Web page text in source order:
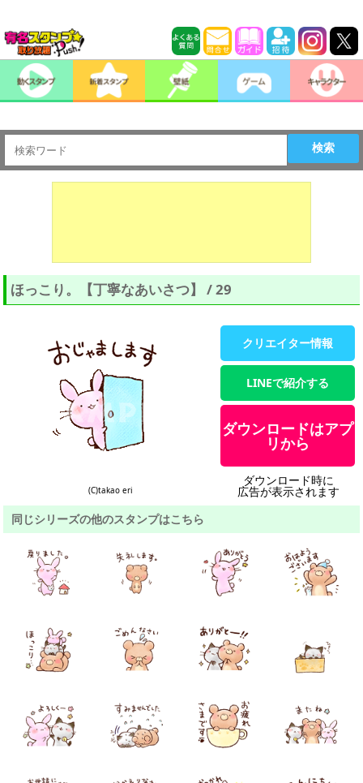
検索
ほっこり。【丁寧なあいさつ】 / 29
(C)takao eri
クリエイター情報
LINEで紹介する
ダウンロードはアプ
リから
ダウンロード時に
広告が表示されます
同じシリーズの他のスタンプはこちら